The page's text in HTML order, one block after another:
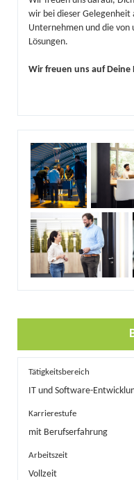
wir bei dieser Gelegenheit
Unternehmen und die
Lösungen.
Wir freuen uns auf Deine
Tätigkeitsbereich
IT und Software-
Karrierestufe
mit Berufserfahrung
Arbeitszeit
Vollzeit